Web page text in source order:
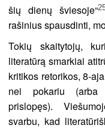
šių dienų šviesoje“
rašinius spausdinti,
Tokių skaitytojų,
literatūrą smarkiai
kritikos retorikos, 8-
nei pokariu (arba
prislopęs).
svarbu, kad